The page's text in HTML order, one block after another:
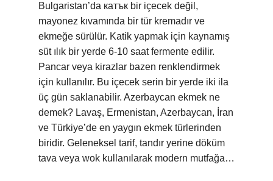
Bulgaristan’da катък bir içecek değil,
mayonez kıvamında bir tür kremadır ve
ekmeğe sürülür. Katik yapmak için kaynamış
süt ılık bir yerde 6-10 saat fermente edilir.
Pancar veya kirazlar bazen renklendirmek
için kullanılır. Bu içecek serin bir yerde iki ila
üç gün saklanabilir. Azerbaycan ekmek ne
demek? Lavaş, Ermenistan, Azerbaycan, İran
ve Türkiye’de en yaygın ekmek türlerinden
biridir. Geleneksel tarif, tandır yerine döküm
tava veya wok kullanılarak modern mutfağa…